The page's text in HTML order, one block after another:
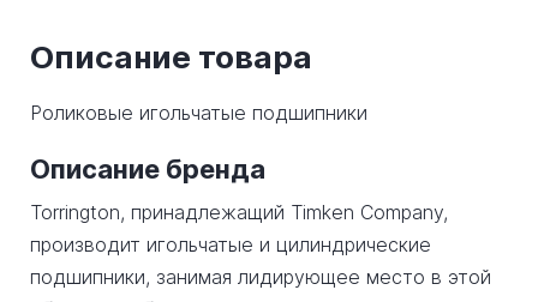
Описание товара
Роликовые игольчатые подшипники
Описание бренда
Torrington, принадлежащий Timken Company,
производит игольчатые и цилиндрические
подшипники, занимая лидирующее место в этой